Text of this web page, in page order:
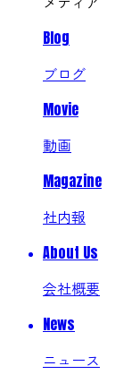
Blog
ブログ
Movie
動画
Magazine
社内報
About Us
会社概要
News
ニュース